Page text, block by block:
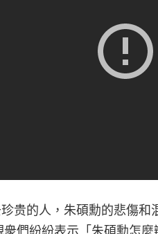
贵的人，朱碩勳的悲傷和